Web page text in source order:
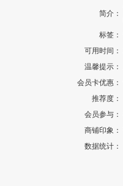
简介：
标签：
可用时间：
温馨提示：
会员卡优惠：
推荐度：
会员参与：
商铺印象：
数据统计：